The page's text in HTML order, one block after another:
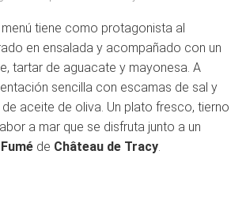
tiene como protagonista al
en ensalada y acompañado con un
tartar de aguacate y mayonesa. A
sencilla con escamas de sal y
aceite de oliva. Un plato fresco, tierno
a mar que se disfruta junto a un
de Château de Tracy.